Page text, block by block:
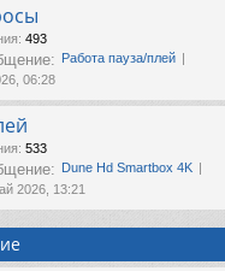
: 493
Работа пауза/плей
06:28
: 533
Dune Hd Smartbox 4K
2026, 13:21